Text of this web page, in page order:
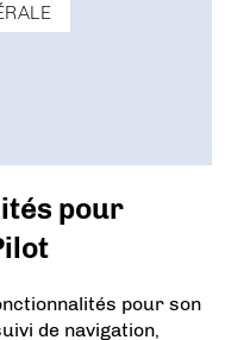
pour
pour son
de navigation,